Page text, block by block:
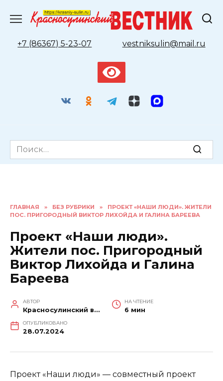
содержанию
+7 (86367) 5-23-07
vestniksulin@mail.ru
Search
for:
ГЛАВНАЯ » БЕЗ РУБРИКИ »
ПРОЕКТ «НАШИ ЛЮДИ». ЖИТЕЛИ
ПОС. ПРИГОРОДНЫЙ ВИКТОР ЛИХОЙДА И ГАЛИНА БАРЕЕВА
Проект «Наши люди».
Жители пос. Пригородный
Виктор Лихойда и Галина
Бареева
АВТОР
Красносулинский вестник
НА ЧТЕНИЕ
6 мин
ОПУБЛИКОВАНО
28.07.2024
Проект «Наши люди» — совместный проект